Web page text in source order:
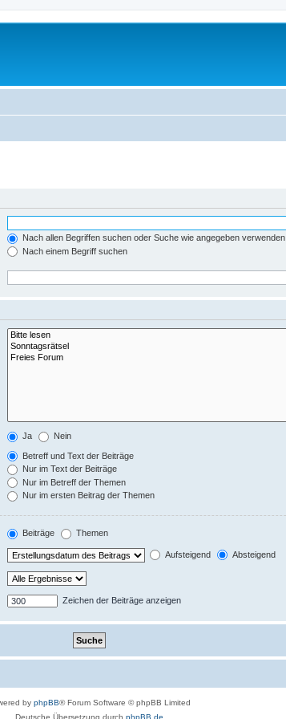
Nach allen Begriffen suchen oder Suche wie angegeben verwenden
Nach einem Begriff suchen
Ja Nein
Betreff und Text der Beiträge
Nur im Text der Beiträge
Nur im Betreff der Themen
Nur im ersten Beitrag der Themen
Beiträge Themen
Aufsteigend Absteigend
Zeichen der Beiträge anzeigen
by phpBB® Forum Software © phpBB Limited
Deutsche Übersetzung durch phpBB.de